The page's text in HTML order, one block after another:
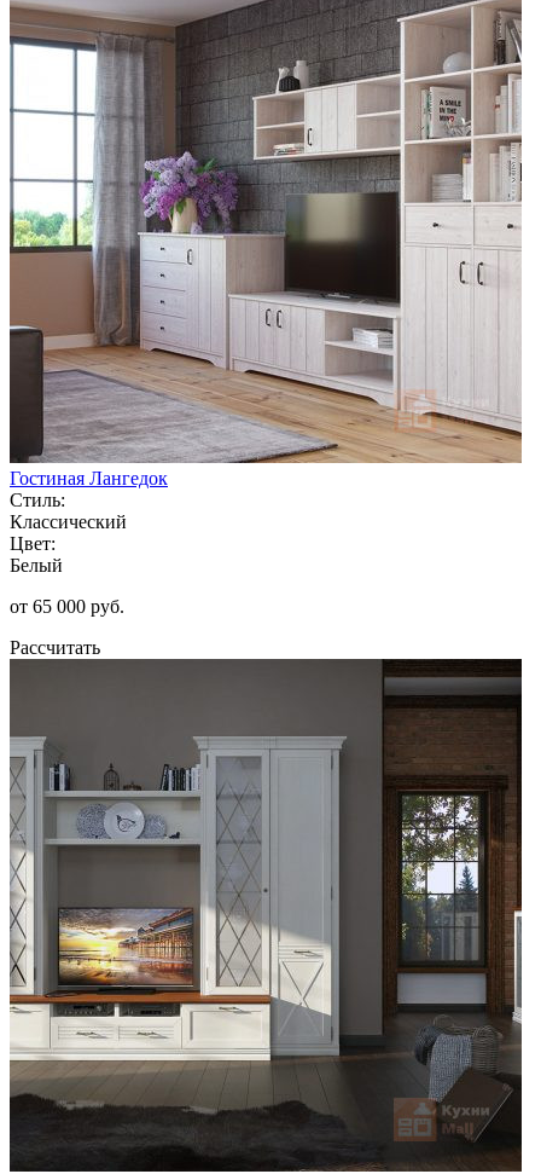
Гостиная Лангедок
Стиль:
Классический
Цвет:
Белый
от 65 000 руб.
Рассчитать